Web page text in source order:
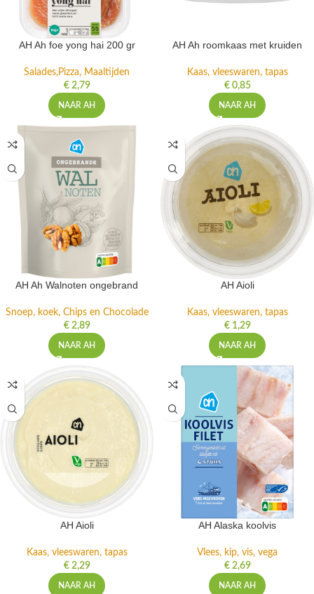
AH Ah foe yong hai 200 gr
Salades,Pizza, Maaltijden
€2,79
NAAR AH
AH Ah roomkaas met kruiden
Kaas, vleeswaren, tapas
€0,85
NAAR AH
AH Ah Walnoten ongebrand
Snoep, koek, Chips en Chocolade
€2,89
NAAR AH
AH Aioli
Kaas, vleeswaren, tapas
€1,29
NAAR AH
AH Aioli
Kaas, vleeswaren, tapas
€2,29
NAAR AH
AH Alaska koolvis
Vlees, kip, vis, vega
€2,69
NAAR AH